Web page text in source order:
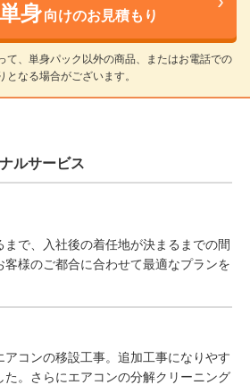
単身向けのお見積もり
、単身パック以外の商品、またはお電話での
となる場合がございます。
ルサービス
で、入社後の着任地が決まるまでの間
客様のご都合に合わせて最適なプランを
コンの移設工事。追加工事になりやす
た。さらにエアコンの分解クリーニング